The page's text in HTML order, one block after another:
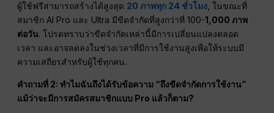
ผู้ใช้ฟรีสามารถสร้างได้สูงสุด 20 ภาพทุก 24 ชั่วโมง , ในขณะที่
สมาชิก AI Pro และ Ultra มีขีดจำกัดที่สูงกว่าที่ 100-1,000 ภาพ
ต่อวัน. โปรดทราบว่าขีดจำกัดเหล่านี้มีการเปลี่ยนแปลงตลอด
เวลา และอาจลดลงในช่วงเวลาที่มีการใช้งานสูงเพื่อให้ระบบมี
ความเสถียรสำหรับผู้ใช้ทุกคน.
คำถามที่ 2: ทำไมฉันถึงได้รับข้อความ “ถึงขีดจำกัดการใช้งาน”
แม้ว่าจะมีการสมัครสมาชิกแบบ Pro แล้วก็ตาม?